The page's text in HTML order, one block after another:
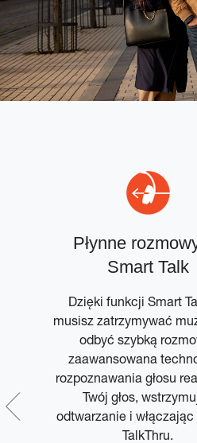
Płynne
Smart Talk
Dzięki funkcji Smart
musisz zatrzymywać
odbyć szybką
zaawansowana
rozpoznawania głosu
Twój głos,
odtwarzanie i
TalkThru.